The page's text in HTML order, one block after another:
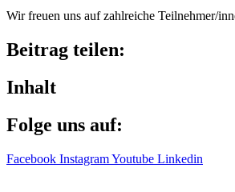
Wir freuen uns auf zahl­rei­che Teilnehmer/​
Beitrag teilen:
Inhalt
Folge uns auf:
Facebook InstagramYoutube Linkedin